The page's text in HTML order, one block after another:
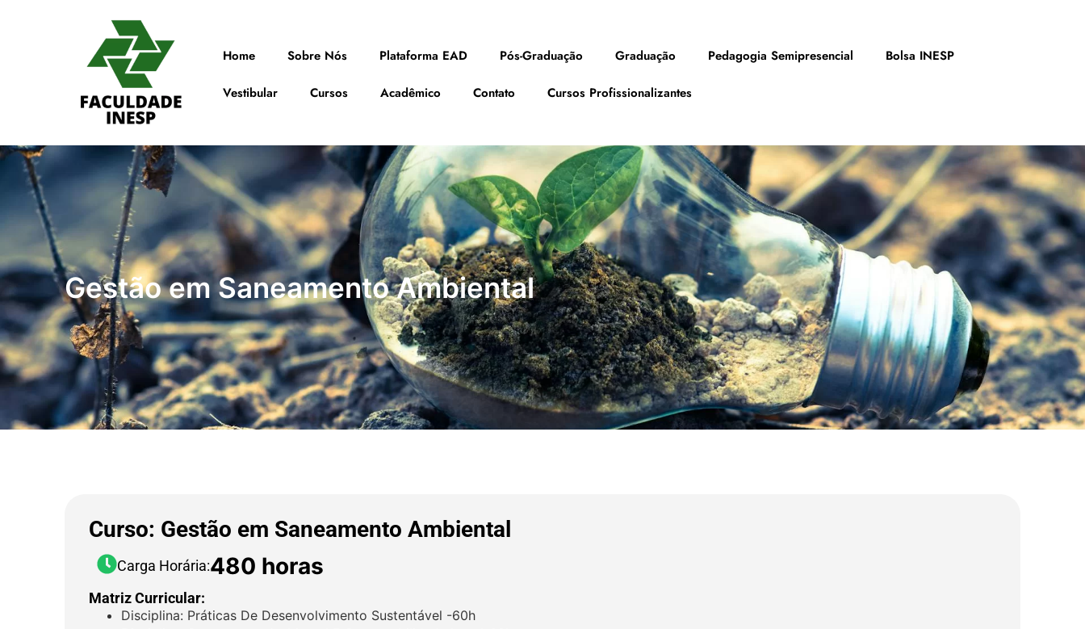
Home Sobre Nós Plataforma EAD Pós-Graduação Graduação Pedagogia Semipresencial Bolsa INESP
Vestibular Cursos Acadêmico Contato Cursos Profissionalizantes
Gestão em Saneamento Ambiental
Curso: Gestão em Saneamento Ambiental
Carga Horária:480 horas
Matriz Curricular:
Disciplina: Práticas De Desenvolvimento Sustentável -60h